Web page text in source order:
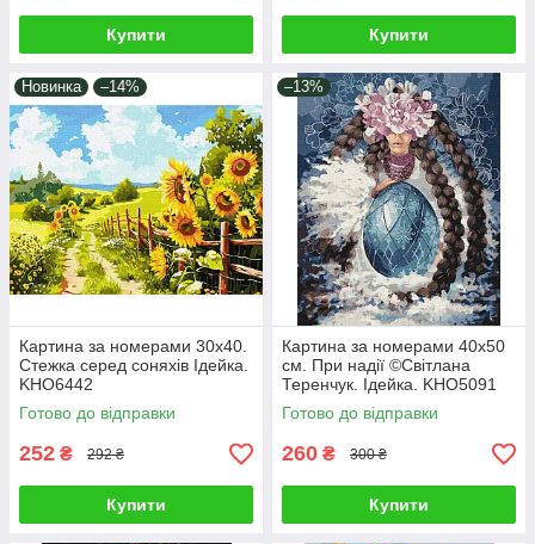
Купити Купити
Новинка –14%
Картина за номерами 30х40.
Стежка серед соняхів Ідейка.
KHO6442
Готово до відправки
252 ₴ 292 ₴
Купити
–13%
Картина за номерами 40х50
см. При надії ©Світлана
Теренчук. Ідейка. KHO5091
Готово до відправки
260 ₴ 300 ₴
Купити